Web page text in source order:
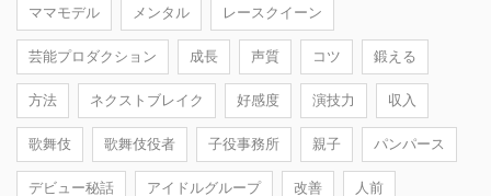
ママモデル メンタル レースクイーン
芸能プロダクション 成長 声質 コツ 鍛える
方法 ネクストブレイク 好感度 演技力 収入
歌舞伎 歌舞伎役者 子役事務所 親子 パンパース
デビュー秘話 アイドルグループ 改善 人前